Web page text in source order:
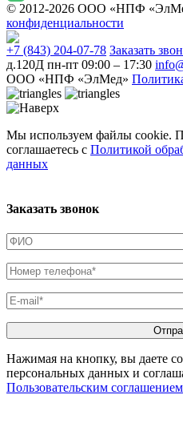
© 2012-2026 ООО «НПФ
конфиденциальности
+7 (843) 204-07-78 Заказать
д.120Д пн-пт 09:00 – 17:30
ООО «НПФ «ЭлМед»
Мы используем файлы cookie.
соглашаетесь с Политикой
данных
Заказать звонок
Нажимая на кнопку, вы даете
персональных данных и
Пользовательским соглашением